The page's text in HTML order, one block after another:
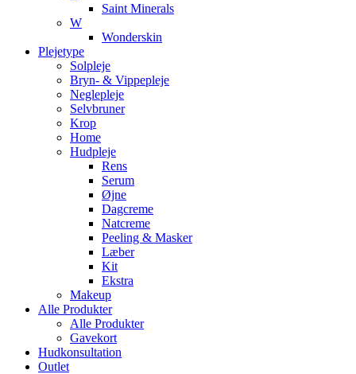
Saint Minerals
W
Wonderskin
Plejetype
Solpleje
Bryn- & Vippepleje
Neglepleje
Selvbruner
Krop
Home
Hudpleje
Rens
Serum
Øjne
Dagcreme
Natcreme
Peeling & Masker
Læber
Kit
Ekstra
Makeup
Alle Produkter
Alle Produkter
Gavekort
Hudkonsultation
Outlet